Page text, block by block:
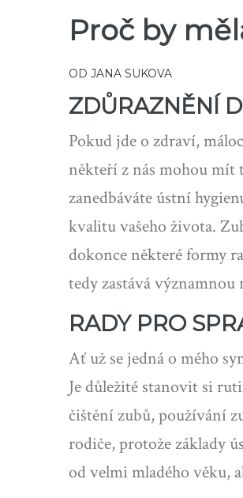
Proč by
OD JANA SUKOVA
ZDŮRAZNĚNÍ
Pokud jde o zdraví,
někteří z nás mohou mít
zanedbáváte ústní
kvalitu vašeho života.
dokonce některé formy
tedy zastává
RADY PRO
Ať už se jedná o mého
Je důležité stanovit si
čištění zubů, používání
rodiče, protože základy
od velmi mladého věku,